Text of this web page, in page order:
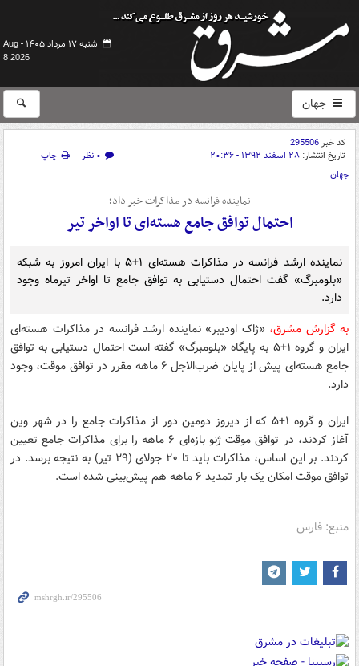
شنبه ۱۷ مرداد ۱۴۰۵ -
Aug
8 2026
جهان
کد خبر295506
تاریخ انتشار: ۲۸ اسفند ۱۳۹۲ - ۲۰:۳۶ ۰ نظر
چاپ
جهان
نماینده فرانسه در مذاکرات خبر داد؛
احتمال توافق جامع هسته‌ای تا اواخر تیر
نماینده ارشد فرانسه در مذاکرات هسته‌ای ۱+۵ با ایران امروز به شبکه
«بلومبرگ» گفت احتمال دستیابی به توافق جامع تا اواخر تیرماه وجود
دارد.
به گزارش مشرق، «ژاک اودیبر» نماینده ارشد فرانسه در مذاکرات هسته‌ای
ایران و گروه ۱+۵ به پایگاه «بلومبرگ» گفته است احتمال دستیابی به توافق
جامع هسته‌ای پیش از پایان ضرب‌الاجل ۶ ماهه مقرر در توافق موقت، وجود
دارد.
ایران و گروه ۱+۵ که از دیروز دومین دور از مذاکرات جامع را در شهر وین
آغاز کردند، در توافق موقت ژنو بازه‌ای ۶ ماهه را برای مذاکرات جامع تعیین
کردند. بر این اساس، مذاکرات باید تا ۲۰ جولای (۲۹ تیر) به نتیجه برسد. در
توافق موقت امکان یک بار تمدید ۶ ماهه هم پیش‌بینی شده است.
منبع: فارس